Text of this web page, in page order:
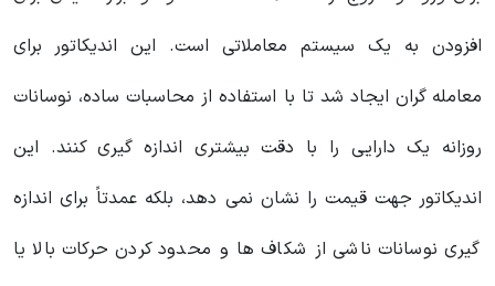
افزودن به یک سیستم معاملاتی است. این اندیکاتور برای
معامله گران ایجاد شد تا با استفاده از محاسبات ساده، نوسانات
روزانه یک دارایی را با دقت بیشتری اندازه گیری کنند. این
اندیکاتور جهت قیمت را نشان نمی دهد، بلکه عمدتاً برای اندازه
گیری نوسانات ناشی از شکاف ها و محدود کردن حرکات بالا یا